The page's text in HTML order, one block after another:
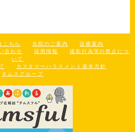
こちら 当院のご案内
診療案内
合わせ 採用情報
撮影行為等の禁止につ
いて
カスタマーハラスメント基本方針
タムスグループ